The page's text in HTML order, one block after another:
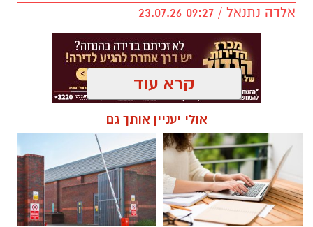
אלדה נתנאל / 09:27 23.07.26
קרא עוד
אולי יעניין אותך גם